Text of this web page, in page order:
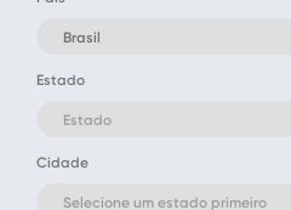
Estado
Cidade